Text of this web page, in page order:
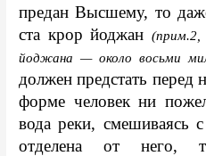
предан Высшему, то
ста крор йоджан
йоджана — около восьми
должен предстать
форме человек ни
вода реки, смешиваясь
отделена от него,